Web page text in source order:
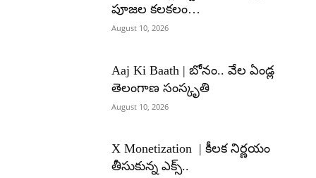
పూజల కలకలం…
August 10, 2026
Aaj Ki Baath | బోనం.. వేల ఏండ్ల
తెలంగాణ సంస్కృతి
August 10, 2026
X Monetization | కీలక నిర్ణయం
తీసుకున్న ఎక్స్..